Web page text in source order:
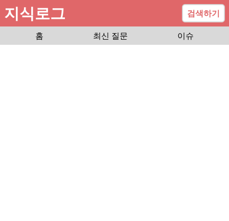
지식로그
검색하기
홈
최신 질문 이슈